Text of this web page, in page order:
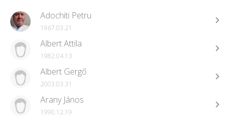
Adochiti Petru
1967.03.21
Albert Attila
1982.04.13
Albert Gergő
2003.03.31
Arany János
1990.12.19